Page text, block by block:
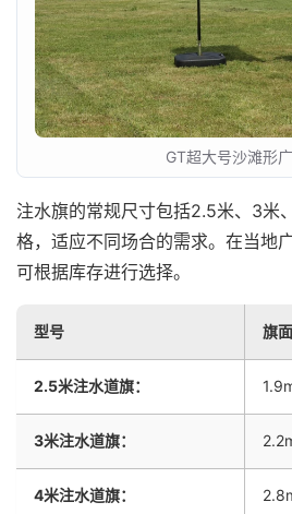
GT超大号沙滩形
注水旗的常规尺寸包括2.5米、3米
格，适应不同场合的需求。在当地
可根据库存进行选择。
型号 旗
2.5米注水道旗：
3米注水道旗：
4米注水道旗：